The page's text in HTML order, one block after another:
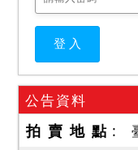
公告資料
拍 賣 地 點